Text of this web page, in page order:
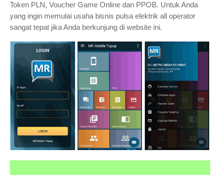
Token PLN, Voucher Game Online dan PPOB. Untuk Anda
yang ingin memulai usaha bisnis pulsa elektrik all operator
sangat tepat jika Anda berkunjung di website ini.